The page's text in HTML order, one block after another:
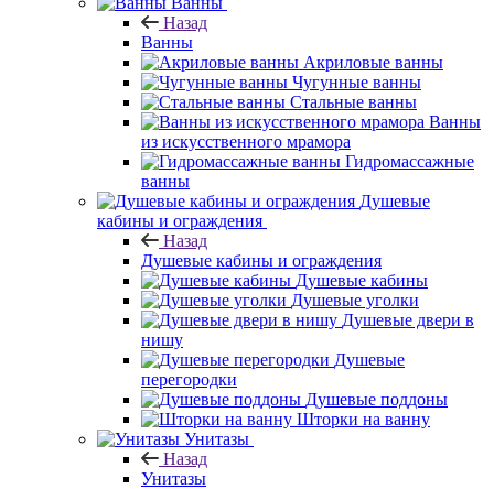
Назад
Ванны
Акриловые ванны
Чугунные ванны
Стальные ванны
Ванны
из искусственного мрамора
Гидромассажные
ванны
Душевые
кабины и ограждения
Назад
Душевые кабины и ограждения
Душевые кабины
Душевые уголки
Душевые двери в
нишу
Душевые
перегородки
Душевые поддоны
Шторки на ванну
Унитазы
Назад
Унитазы